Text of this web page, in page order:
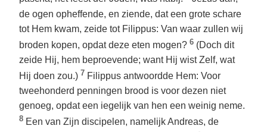
de ogen opheffende, en ziende, dat een grote schare
tot Hem kwam, zeide tot Filippus: Van waar zullen wij
broden kopen, opdat deze eten mogen? 6 (Doch dit
zeide Hij, hem beproevende; want Hij wist Zelf, wat
Hij doen zou.) 7 Filippus antwoordde Hem: Voor
tweehonderd penningen brood is voor dezen niet
genoeg, opdat een iegelijk van hen een weinig neme.
8 Een van Zijn discipelen, namelijk Andreas, de